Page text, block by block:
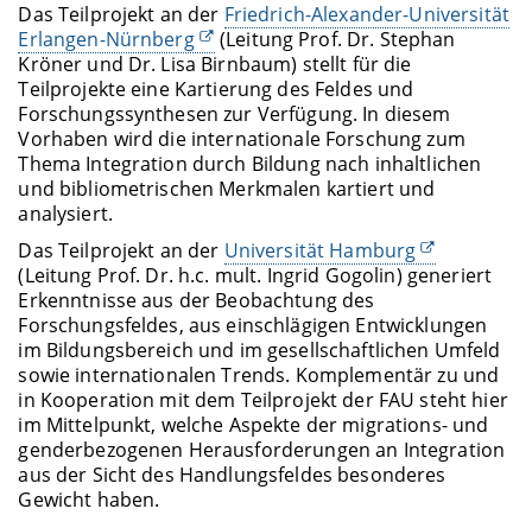
Das Teilprojekt an der Friedrich-Alexander-Universität
Erlangen-Nürnberg
(Leitung Prof. Dr. Stephan
Kröner und Dr. Lisa Birnbaum) stellt für die
Teilprojekte eine Kartierung des Feldes und
Forschungssynthesen zur Verfügung. In diesem
Vorhaben wird die internationale Forschung zum
Thema Integration durch Bildung nach inhaltlichen
und bibliometrischen Merkmalen kartiert und
analysiert.
Das Teilprojekt an der Universität Hamburg
(Leitung Prof. Dr. h.c. mult. Ingrid Gogolin) generiert
Erkenntnisse aus der Beobachtung des
Forschungsfeldes, aus einschlägigen Entwicklungen
im Bildungsbereich und im gesellschaftlichen Umfeld
sowie internationalen Trends. Komplementär zu und
in Kooperation mit dem Teilprojekt der FAU steht hier
im Mittelpunkt, welche Aspekte der migrations- und
genderbezogenen Herausforderungen an Integration
aus der Sicht des Handlungsfeldes besonderes
Gewicht haben.